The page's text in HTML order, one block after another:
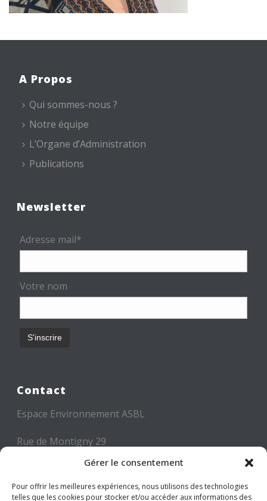
Gérer le consentement
Pour offrir les meilleures expériences, nous utilisons des technologies
telles que les cookies pour stocker et/ou accéder aux informations des
A Propos
Qui sommes-nous ?
Notre équipe
L’Organe d’Administration
Publications
Newsletter
Adresse mail*
Votre nom
Contact
Espace Environnement ASBL
Rue de Montigny 29
6000 CHARLEROI
Tél: +32 71 300 300